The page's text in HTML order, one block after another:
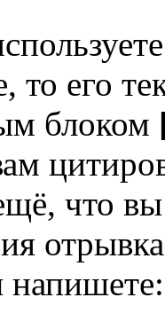
то его
блоком
что